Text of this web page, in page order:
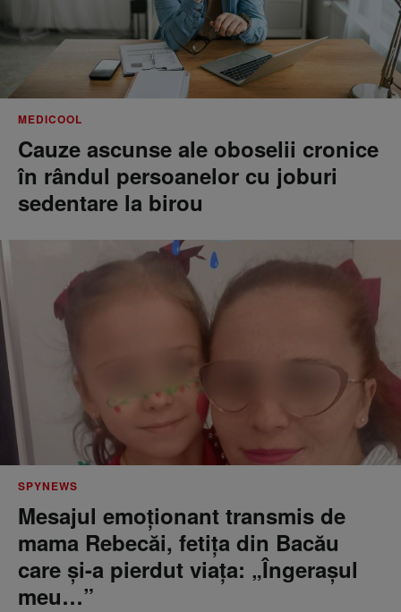
MEDICOOL
Cauze ascunse ale oboselii cronice
în rândul persoanelor cu joburi
sedentare la birou
SPYNEWS
Mesajul emoționant transmis de
mama Rebecăi, fetița din Bacău
care și-a pierdut viața: „Îngerașul
meu…”